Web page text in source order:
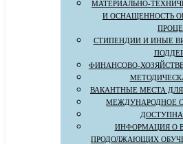
МАТЕРИАЛЬНО-
И ОСНАЩЕННОСТЬ
СТИПЕНДИИ И ИНЫЕ
ФИНАНСОВО-
ВАКАНТНЫЕ МЕСТА
МЕЖДУНАРОДНОЕ
ИНФОРМАЦИЯ О
ПРОДОЛЖАЮЩИХ